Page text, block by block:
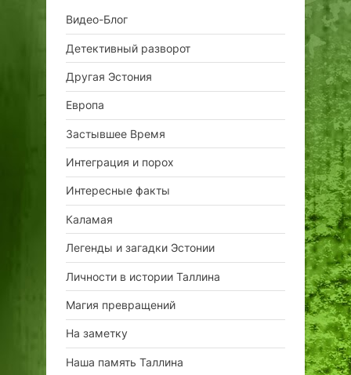
Видео-Блог
Детективный разворот
Другая Эстония
Европа
Застывшее Время
Интеграция и порох
Интересные факты
Каламая
Легенды и загадки Эстонии
Личности в истории Таллина
Магия превращений
На заметку
Наша память Таллина